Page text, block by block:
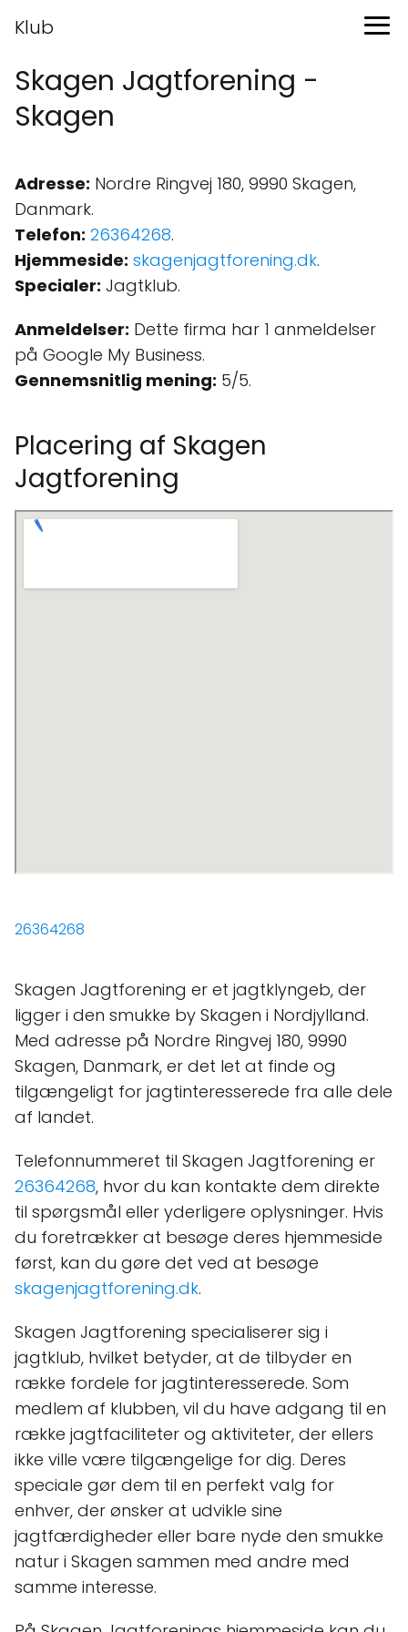
Klub
Skagen Jagtforening -
Skagen
Adresse: Nordre Ringvej 180, 9990 Skagen,
Danmark.
Telefon: 26364268.
Hjemmeside: skagenjagtforening.dk.
Specialer: Jagtklub.
Anmeldelser: Dette firma har 1 anmeldelser
på Google My Business.
Gennemsnitlig mening: 5/5.
Placering af Skagen
Jagtforening
26364268
Skagen Jagtforening er et jagtklyngeb, der
ligger i den smukke by Skagen i Nordjylland.
Med adresse på Nordre Ringvej 180, 9990
Skagen, Danmark, er det let at finde og
tilgængeligt for jagtinteresserede fra alle dele
af landet.
Telefonnummeret til Skagen Jagtforening er
26364268, hvor du kan kontakte dem direkte
til spørgsmål eller yderligere oplysninger. Hvis
du foretrækker at besøge deres hjemmeside
først, kan du gøre det ved at besøge
skagenjagtforening.dk.
Skagen Jagtforening specialiserer sig i
jagtklub, hvilket betyder, at de tilbyder en
række fordele for jagtinteresserede. Som
medlem af klubben, vil du have adgang til en
række jagtfaciliteter og aktiviteter, der ellers
ikke ville være tilgængelige for dig. Deres
speciale gør dem til en perfekt valg for
enhver, der ønsker at udvikle sine
jagtfærdigheder eller bare nyde den smukke
natur i Skagen sammen med andre med
samme interesse.